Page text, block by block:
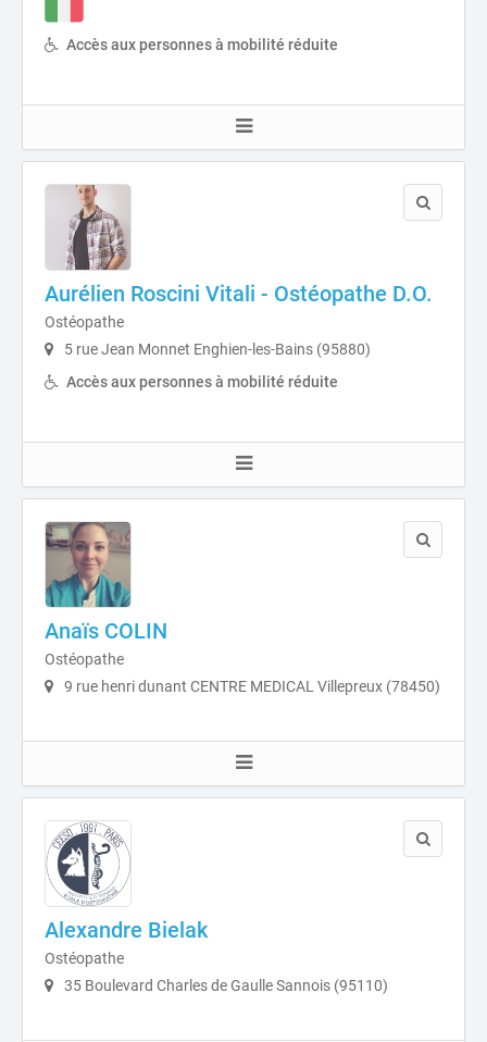
Accès aux personnes à mobilité réduite
Aurélien Roscini Vitali - Ostéopathe D.O.
Ostéopathe
5 rue Jean Monnet Enghien-les-Bains (95880)
Accès aux personnes à mobilité réduite
Anaïs COLIN
Ostéopathe
9 rue henri dunant CENTRE MEDICAL Villepreux (78450)
Alexandre Bielak
Ostéopathe
35 Boulevard Charles de Gaulle Sannois (95110)